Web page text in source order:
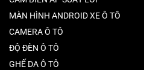
MÀN HÌNH ANDROID XE Ô TÔ
CAMERA Ô TÔ
ĐỘ ĐÈN Ô TÔ
GHẾ DA Ô TÔ